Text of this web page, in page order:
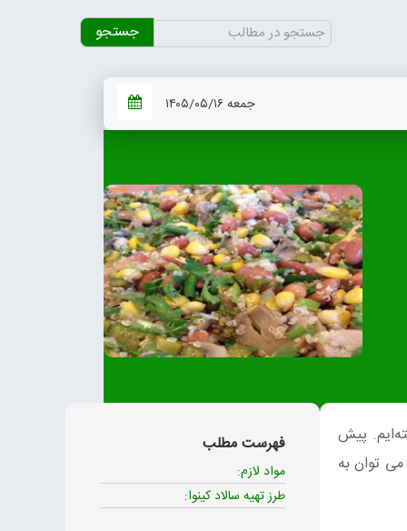
جستجو
برای:
جمعه ۱۴۰۵/۰۵/۱۶
پیش
توان به
فهرست مطلب
مواد لازم:
طرز تهیه سالاد کینوا: